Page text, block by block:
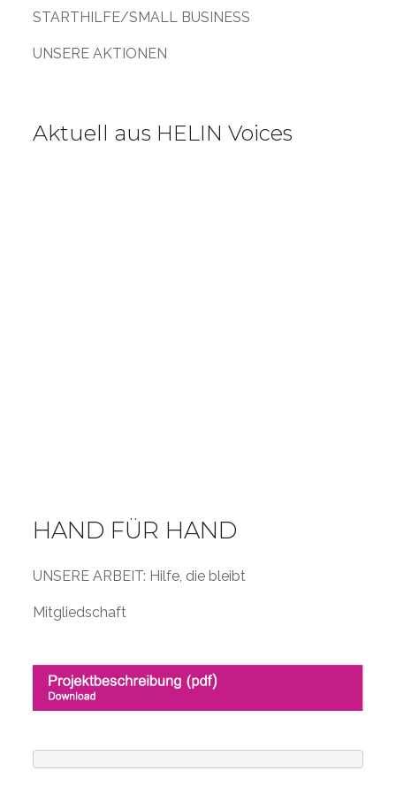
STARTHILFE/SMALL BUSINESS
UNSERE AKTIONEN
Aktuell aus HELIN Voices
HAND FÜR HAND
UNSERE ARBEIT: Hilfe, die bleibt
Mitgliedschaft